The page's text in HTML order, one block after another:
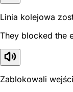
Linia kolejowa
They blocked the
Zablokowali